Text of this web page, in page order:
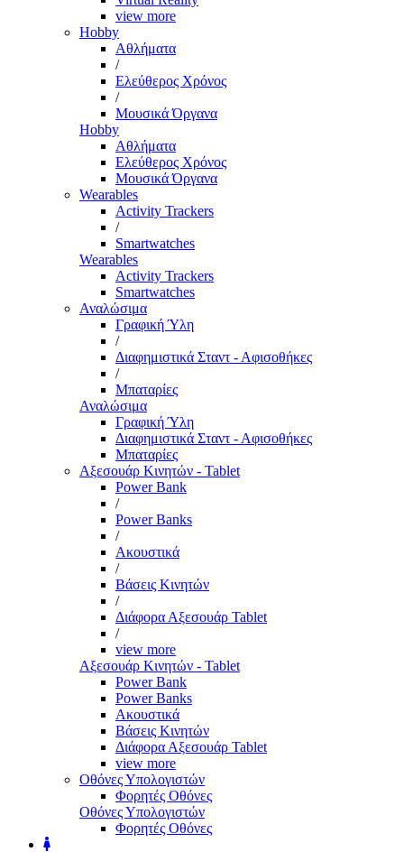
view more
Hobby
Αθλήματα
/
Ελεύθερος Χρόνος
/
Μουσικά Όργανα
Hobby
Αθλήματα
Ελεύθερος Χρόνος
Μουσικά Όργανα
Wearables
Activity Trackers
/
Smartwatches
Wearables
Activity Trackers
Smartwatches
Αναλώσιμα
Γραφική Ύλη
/
Διαφημιστικά Σταντ - Αφισοθήκες
/
Μπαταρίες
Αναλώσιμα
Γραφική Ύλη
Διαφημιστικά Σταντ - Αφισοθήκες
Μπαταρίες
Αξεσουάρ Κινητών - Tablet
Power Bank
/
Power Banks
/
Ακουστικά
/
Βάσεις Κινητών
/
Διάφορα Αξεσουάρ Tablet
/
view more
Αξεσουάρ Κινητών - Tablet
Power Bank
Power Banks
Ακουστικά
Βάσεις Κινητών
Διάφορα Αξεσουάρ Tablet
view more
Οθόνες Υπολογιστών
Φορητές Οθόνες
Οθόνες Υπολογιστών
Φορητές Οθόνες